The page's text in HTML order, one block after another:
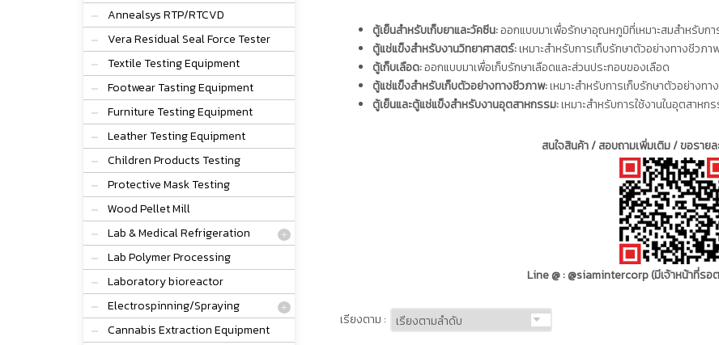
Annealsys RTP/RTCVD
Vera Residual Seal Force Tester
Textile Testing Equipment
Footwear Tasting Equipment
Furniture Testing Equipment
Leather Testing Equipment
Children Products Testing
Protective Mask Testing
Wood Pellet Mill
Lab & Medical Refrigeration
Lab Polymer Processing
Laboratory bioreactor
Electrospinning/Spraying
Cannabis Extraction Equipment
ตู้เย็นสำหรับเก็บยาและวัคซีน:ออกแบบมาเพื่อรักษาอุณหภูมิที่เหมาะสมสำหรับกา
ตู้แช่แข็งสำหรับงานวิทยาศาสตร์:เหมาะสำหรับการเก็บรักษาตัวอย่างทางชีวภ
ตู้เก็บเลือด:ออกแบบมาเพื่อเก็บรักษาเลือดและส่วนประกอบของเลือด
ตู้แช่แข็งสำหรับเก็บตัวอย่างทางชีวภาพ:เหมาะสำหรับการเก็บรักษาตัวอย่าง
ตู้เย็นและตู้แช่แข็งสำหรับงานอุตสาหกรรม:เหมาะสำหรับการใช้งานในอุตสาหก
สนใจสินค้า / สอบถามเพิ่มเติม / ขอราย
Line @ : @siamintercorp (มีเจ้าหน้าที่ร
เรียงตาม :